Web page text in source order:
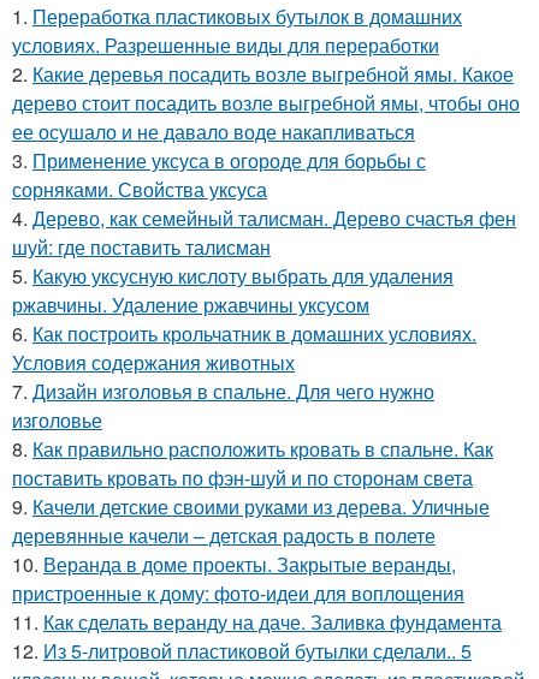
1. Переработка пластиковых бутылок в домашних
условиях. Разрешенные виды для переработки
2. Какие деревья посадить возле выгребной ямы. Какое
дерево стоит посадить возле выгребной ямы, чтобы оно
ее осушало и не давало воде накапливаться
3. Применение уксуса в огороде для борьбы с
сорняками. Свойства уксуса
4. Дерево, как семейный талисман. Дерево счастья фен
шуй: где поставить талисман
5. Какую уксусную кислоту выбрать для удаления
ржавчины. Удаление ржавчины уксусом
6. Как построить крольчатник в домашних условиях.
Условия содержания животных
7. Дизайн изголовья в спальне. Для чего нужно
изголовье
8. Как правильно расположить кровать в спальне. Как
поставить кровать по фэн-шуй и по сторонам света
9. Качели детские своими руками из дерева. Уличные
деревянные качели – детская радость в полете
10. Веранда в доме проекты. Закрытые веранды,
пристроенные к дому: фото-идеи для воплощения
11. Как сделать веранду на даче. Заливка фундамента
12. Из 5-литровой пластиковой бутылки сделали.. 5